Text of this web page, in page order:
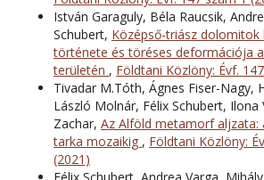
István Garaguly, Béla Raucsik,
Schubert, Középső-triász dolomitok
története és töréses deformációja
területén , Földtani Közlöny: Évf.
Tivadar M.Tóth, Ágnes Fiser-Nagy,
László Molnár, Félix Schubert, Ilona
Zachar, Az Alföld metamorf
tarka mozaikig , Földtani Közlöny:
(2021)